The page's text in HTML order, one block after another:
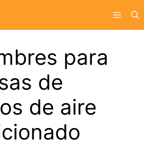
Menú
para
de
de aire